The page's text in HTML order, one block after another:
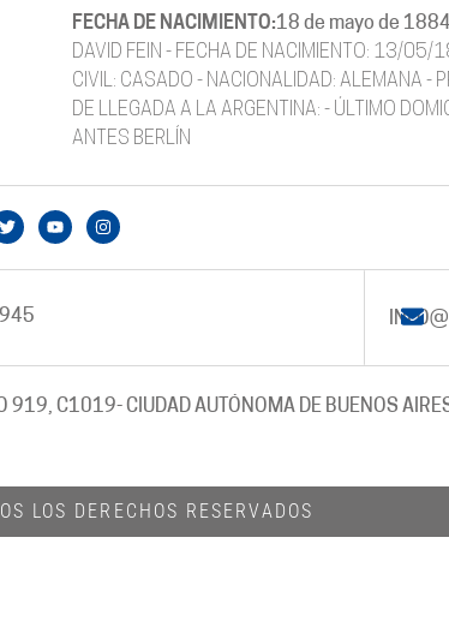
FECHA DE NACIMIENTO:18 de mayo de 1884
DAVID FEIN - FECHA DE NACIMIENTO: 13/05/
CIVIL: CASADO - NACIONALIDAD: ALEMANA -
DE LLEGADA A LA ARGENTINA: - ÚLTIMO
ANTES BERLÍN
919, C1019- CIUDAD AUTÓNOMA DE BUENOS
LOS DERECHOS RESERVADOS